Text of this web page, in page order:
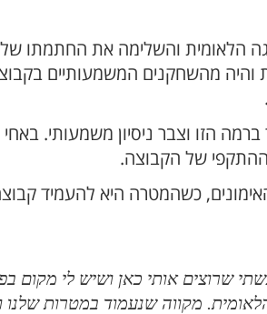
הלאומית והשלימה את החתמתו
והיה מהשחקנים המשמעותיים
הזו וצבר ניסיון משמעותי. באחי
ההתקפי של הקבוצה.
כשהמטרה היא להעמיד
אותי כאן ושיש לי מקום
מקווה שנעמוד במטרות